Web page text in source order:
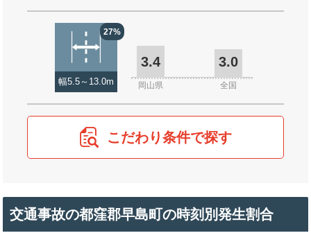
27%
幅5.5～13.0m
3.4 3.0
岡山県 全国
こだわり条件で探す
交通事故の都窪郡早島町の時刻別発生割合